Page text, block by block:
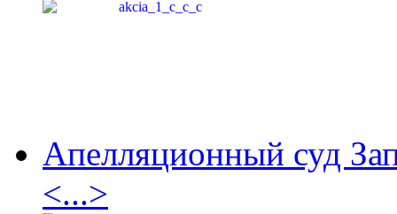
Апелляционный суд
<...>